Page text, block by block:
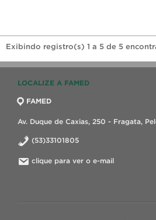
Exibindo registro(s) 1 a 5 de 5
LOCALIZE A FAMED
FAMED
Av. Duque de Caxias, 250 - Fragata,
(53)33101805
clique para ver o e-mail